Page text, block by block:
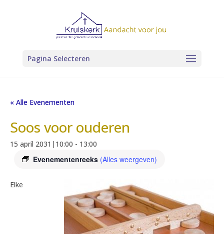
Pagina Selecteren
« Alle Evenementen
Soos voor ouderen
15 april 2031|10:00 - 13:00
Evenementenreeks (Alles weergeven)
Elke